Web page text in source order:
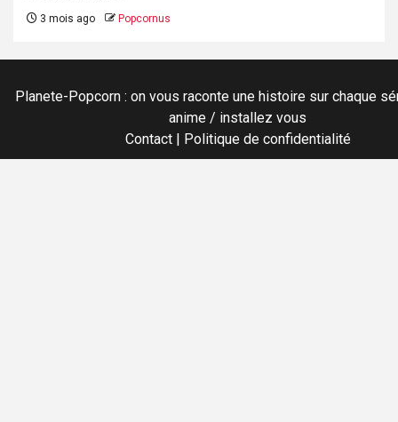
3 mois ago Popcornus
Planete-Popcorn : on vous raconte une histoire sur chaque
anime / installez vous
Contact| Politique de confidentialité